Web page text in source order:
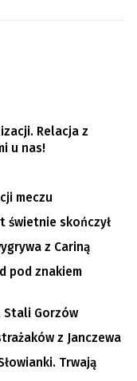
Relacja z
u nas!
meczu
świetnie skończył
z Cariną
pod znakiem
Stali Gorzów
z Janczewa
Trwają